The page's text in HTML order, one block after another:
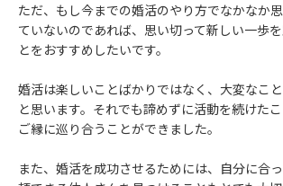
ただ、もし今までの婚活のやり方でなかなか
ていないのであれば、思い切って新しい一歩
とをおすすめしたいです。
婚活は楽しいことばかりではなく、大変なこ
と思います。それでも諦めずに活動を続けた
ご縁に巡り合うことができました。
また、婚活を成功させるためには、自分に合